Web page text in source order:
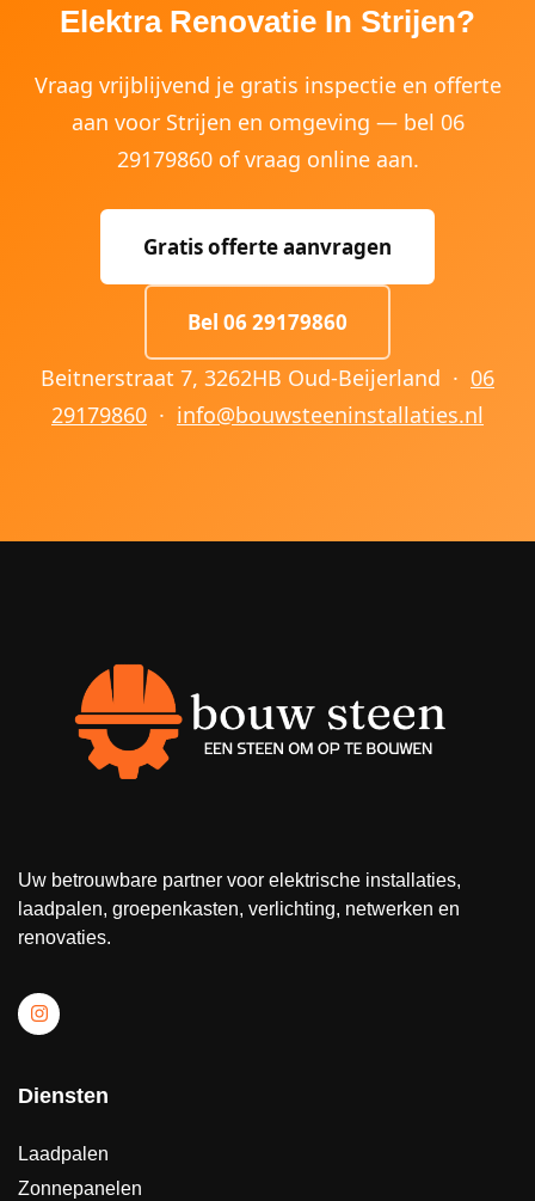
Elektra Renovatie In Strijen?
Vraag vrijblijvend je gratis inspectie en offerte
aan voor Strijen en omgeving — bel 06
29179860 of vraag online aan.
Gratis offerte aanvragen
Bel 06 29179860
Beitnerstraat 7, 3262HB Oud-Beijerland · 06
29179860 · info@bouwsteeninstallaties.nl
Uw betrouwbare partner voor elektrische installaties,
laadpalen, groepenkasten, verlichting, netwerken en
renovaties.
Diensten
Laadpalen
Zonnepanelen